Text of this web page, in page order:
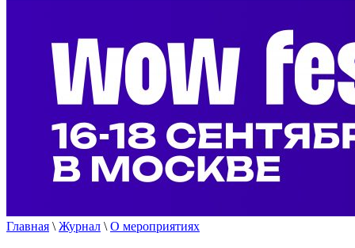
Главная \ Журнал \ О мероприятиях